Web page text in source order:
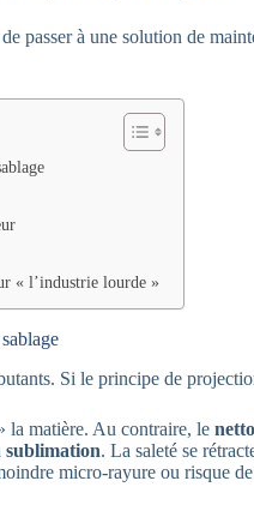
passer à une solution de
« l’industrie lourde »
Si le principe de
la matière. Au contraire, le
sublimation. La saleté se
micro-rayure ou risque